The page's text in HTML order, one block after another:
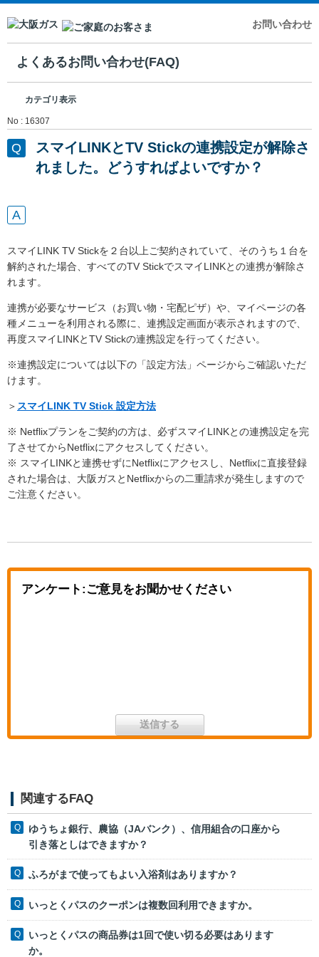
お問い合わせ
よくあるお問い合わせ(FAQ)
カテゴリ表示
No : 16307
スマイLINKとTV Stickの連携設定が解除さ
れました。どうすればよいですか？
スマイLINK TV Stickを２台以上ご契約されていて、そのうち１台を
解約された場合、すべてのTV StickでスマイLINKとの連携が解除さ
れます。
連携が必要なサービス（お買い物・宅配ピザ）や、マイページの各
種メニューを利用される際に、連携設定画面が表示されますので、
再度スマイLINKとTV Stickの連携設定を行ってください。
※連携設定については以下の「設定方法」ページからご確認いただ
けます。
＞ スマイLINK TV Stick 設定方法
※ Netflixプランをご契約の方は、必ずスマイLINKとの連携設定を完
了させてからNetflixにアクセスしてください。
※ スマイLINKと連携せずにNetflixにアクセスし、Netflixに直接登録
された場合は、大阪ガスとNetflixからの二重請求が発生しますので
ご注意ください。
アンケート:ご意見をお聞かせください
関連するFAQ
ゆうちょ銀行、農協（JAバンク）、信用組合の口座から
引き落としはできますか？
ふろがまで使ってもよい入浴剤はありますか？
いっとくパスのクーポンは複数回利用できますか。
いっとくパスの商品券は1回で使い切る必要はあります
か。